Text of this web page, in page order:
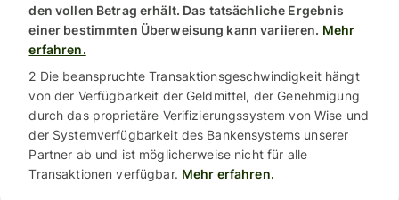
den vollen Betrag erhält. Das tatsächliche Ergebnis
einer bestimmten Überweisung kann variieren. Mehr
erfahren.
2 Die beanspruchte Transaktionsgeschwindigkeit hängt
von der Verfügbarkeit der Geldmittel, der Genehmigung
durch das proprietäre Verifizierungssystem von Wise und
der Systemverfügbarkeit des Bankensystems unserer
Partner ab und ist möglicherweise nicht für alle
Transaktionen verfügbar. Mehr erfahren.